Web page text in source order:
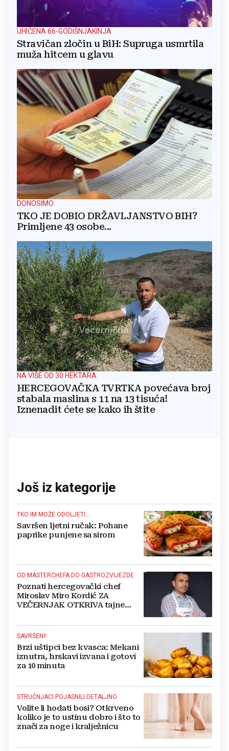
UHIĆENA 66-GODIŠNJAKINJA
Stravičan zločin u BiH: Supruga usmrtila
muža hitcem u glavu
DONOSIMO
TKO JE DOBIO DRŽAVLJANSTVO BIH?
Primljene 43 osobe...
NA VIŠE OD 30 HEKTARA
HERCEGOVAČKA TVRTKA povećava broj
stabala maslina s 11 na 13 tisuća!
Iznenadit ćete se kako ih štite
Još iz kategorije
TKO IM MOŽE ODOLJETI...
Savršen ljetni ručak: Pohane
paprike punjene sa sirom
OD MASTERCHEFA DO GASTROZVIJEZDE
Poznati hercegovački chef
Miroslav Miro Kordić ZA
VEČERNJAK OTKRIVA tajne
kulinarstva, nepoznate detalje iz
djetinjstva, životne ciljeve...
SAVRŠENI!
Brzi uštipci bez kvasca: Mekani
iznutra, hrskavi izvana i gotovi
za 10 minuta
STRUČNJACI POJASNILI DETALJNO
Volite li hodati bosi? Otkrveno
koliko je to ustinu dobro i što to
znači za noge i kralježnicu